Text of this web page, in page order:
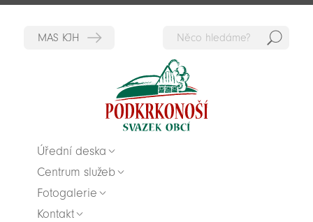
Úřední deska
Centrum služeb
Fotogalerie
Kontakt